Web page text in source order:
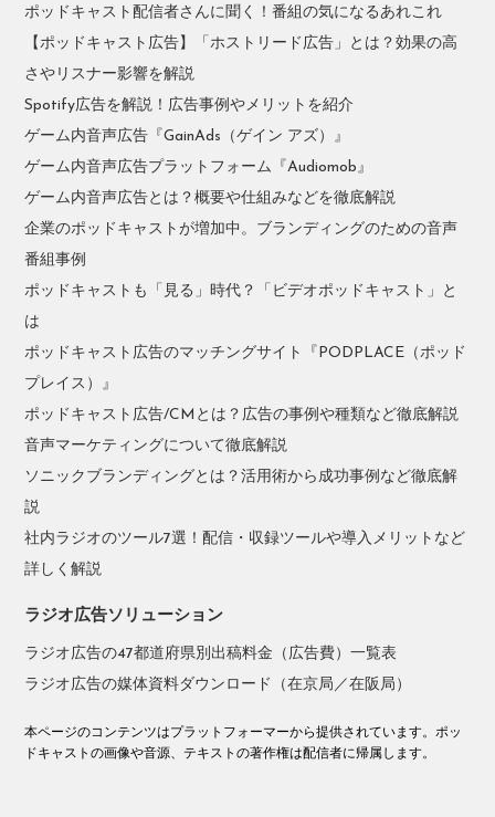
ポッドキャスト配信者さんに聞く！番組の気になるあれこれ
【ポッドキャスト広告】「ホストリード広告」とは？効果の高
さやリスナー影響を解説
Spotify広告を解説！広告事例やメリットを紹介
ゲーム内音声広告『GainAds（ゲイン アズ）』
ゲーム内音声広告プラットフォーム『Audiomob』
ゲーム内音声広告とは？概要や仕組みなどを徹底解説
企業のポッドキャストが増加中。ブランディングのための音声
番組事例
ポッドキャストも「見る」時代？「ビデオポッドキャスト」と
は
ポッドキャスト広告のマッチングサイト『PODPLACE（ポッド
プレイス）』
ポッドキャスト広告/CMとは？広告の事例や種類など徹底解説
音声マーケティングについて徹底解説
ソニックブランディングとは？活用術から成功事例など徹底解
説
社内ラジオのツール7選！配信・収録ツールや導入メリットなど
詳しく解説
ラジオ広告ソリューション
ラジオ広告の47都道府県別出稿料金（広告費）一覧表
ラジオ広告の媒体資料ダウンロード（在京局／在阪局）
本ページのコンテンツはプラットフォーマーから提供されています。ポッ
ドキャストの画像や音源、テキストの著作権は配信者に帰属します。